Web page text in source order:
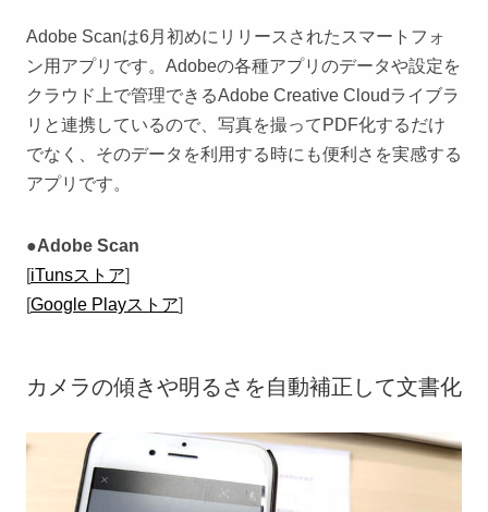
Adobe Scanは6月初めにリリースされたスマートフォ
ン用アプリです。Adobeの各種アプリのデータや設定を
クラウド上で管理できるAdobe Creative Cloudライブラ
リと連携しているので、写真を撮ってPDF化するだけ
でなく、そのデータを利用する時にも便利さを実感する
アプリです。
●Adobe Scan
[iTunsストア]
[Google Playストア]
カメラの傾きや明るさを自動補正して文書化